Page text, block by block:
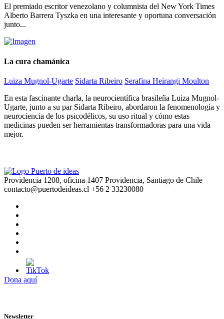
El premiado escritor venezolano y columnista del New York Times
Alberto Barrera Tyszka en una interesante y oportuna conversación
junto...
La cura chamánica
Luiza Mugnol-Ugarte Sidarta Ribeiro Serafina Heirangi Moulton
En esta fascinante charla, la neurocientífica brasileña Luiza Mugnol-
Ugarte, junto a su par Sidarta Ribeiro, abordaron la fenomenología y
neurociencia de los psicodélicos, su uso ritual y cómo estas
medicinas pueden ser herramientas transformadoras para una vida
mejor.
Providencia 1208, oficina 1407 Providencia, Santiago de Chile
contacto@puertodeideas.cl +56 2 33230080
Dona aquí
Newsletter